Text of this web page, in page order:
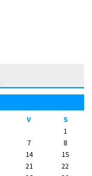
V
S
1
7
8
14
15
21
22